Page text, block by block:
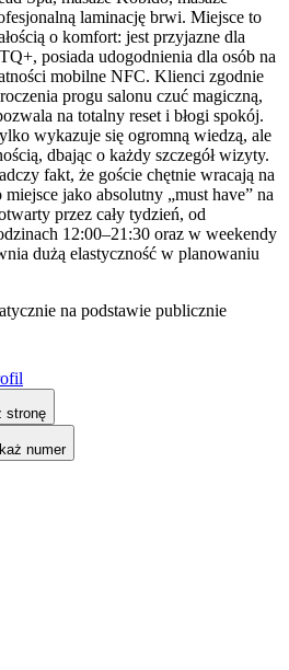
laminację brwi. Miejsce to
o komfort: jest przyjazne dla
posiada udogodnienia dla osób na
mobilne NFC. Klienci zgodnie
progu salonu czuć magiczną,
na totalny reset i błogi spokój.
wykazuje się ogromną wiedzą, ale
dbając o każdy szczegół wizyty.
fakt, że goście chętnie wracają na
jako absolutny „must have” na
przez cały tydzień, od
12:00–21:30 oraz w weekendy
dużą elastyczność w planowaniu
na podstawie publicznie
stronę
numer